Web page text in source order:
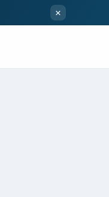
×